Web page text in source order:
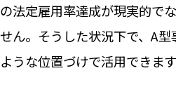
の法定雇用率達成が現実的で
せん。そうした状況下で、A
ような位置づけで活用できます